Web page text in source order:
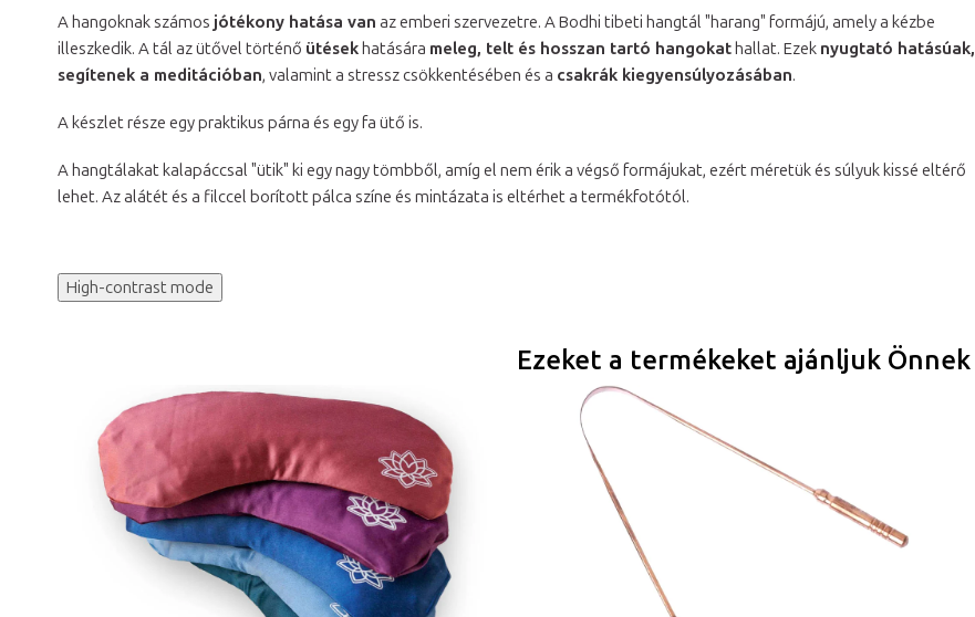
A hangoknak számos jótékony hatása van az emberi szervezetre. A Bodhi tibeti hangtál "harang" formájú, amely a kézbe
illeszkedik. A tál az ütővel történő ütések hatására meleg, telt és hosszan tartó hangokat hallat. Ezek nyugtató hatásúak,
segítenek a meditációban, valamint a stressz csökkentésében és a csakrák kiegyensúlyozásában.
A készlet része egy praktikus párna és egy fa ütő is.
A hangtálakat kalapáccsal "ütik" ki egy nagy tömbből, amíg el nem érik a végső formájukat, ezért méretük és súlyuk kissé eltérő
lehet. Az alátét és a filccel borított pálca színe és mintázata is eltérhet a termékfotótól.
High-contrast mode
Ezeket a termékeket ajánljuk Önnek